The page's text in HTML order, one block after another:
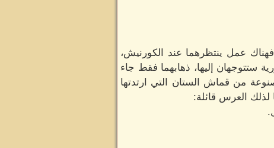
فهناك عمل ينتظرهما عند الكورنيش،
ستتوجهان إليها، ذهابهما فقط جاء
من قماش الستان التي ارتدتها
العرس قائلة: